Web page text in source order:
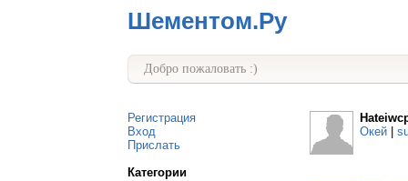
Шементом.Ру
Добро пожаловать :)
Регистрация
Вход
Прислать
Категории
Окей